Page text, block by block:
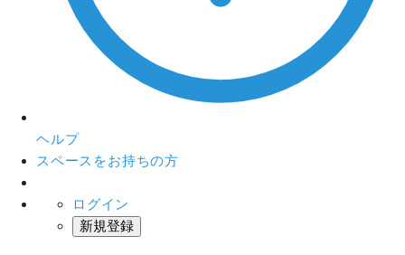
ヘルプ
スペースをお持ちの方
ログイン
新規登録